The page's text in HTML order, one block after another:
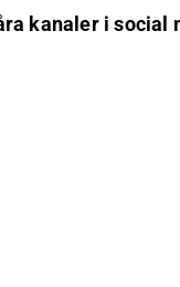
kanaler i social